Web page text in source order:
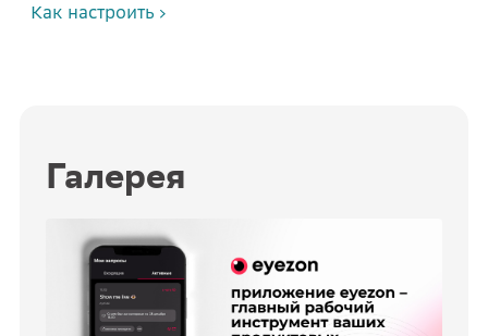
Как настроить
Галерея